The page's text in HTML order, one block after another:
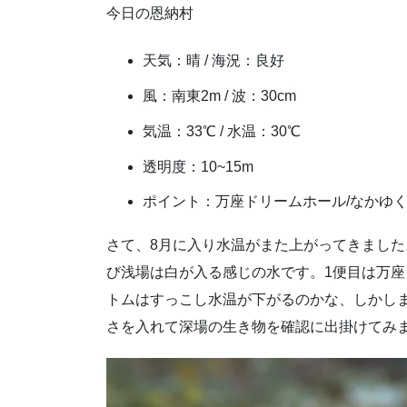
今日の恩納村
天気：晴 / 海況：良好
風：南東2m / 波：30cm
気温：33℃ / 水温：30℃
透明度：10~15m
ポイント：万座ドリームホール/なかゆ
さて、8月に入り水温がまた上がってきまし
び浅場は白が入る感じの水です。1便目は万
トムはすっこし水温が下がるのかな、しか
さを入れて深場の生き物を確認に出掛けてみ